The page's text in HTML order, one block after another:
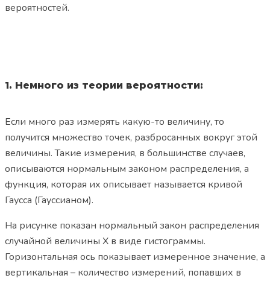
вероятностей.
1. Немного из теории вероятности:
Если много раз измерять какую-то величину, то
получится множество точек, разбросанных вокруг этой
величины. Такие измерения, в большинстве случаев,
описываются нормальным законом распределения, а
функция, которая их описывает называется кривой
Гаусса (Гауссианом).
На рисунке показан нормальный закон распределения
случайной величины X в виде гистограммы.
Горизонтальная ось показывает измеренное значение, а
вертикальная – количество измерений, попавших в